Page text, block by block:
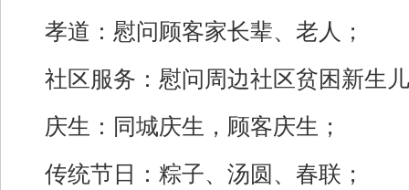
孝道：慰问顾客家长辈、老人；
社区服务：慰问周边社区贫困新生
庆生：同城庆生，顾客庆生；
传统节日：粽子、汤圆、春联；